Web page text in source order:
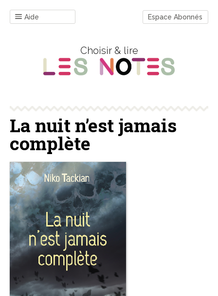
Aide Espace Abonnés
Choisir & lire
La nuit n’est jamais
complète